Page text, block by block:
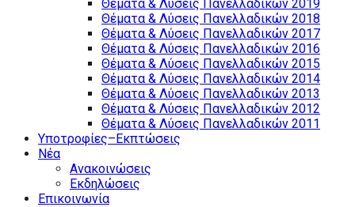
Θέματα & Λύσεις Πανελλαδικών 2019
Θέματα & Λύσεις Πανελλαδικών 2018
Θέματα & Λύσεις Πανελλαδικών 2017
Θέματα & Λύσεις Πανελλαδικών 2016
Θέματα & Λύσεις Πανελλαδικών 2015
Θέματα & Λύσεις Πανελλαδικών 2014
Θέματα & Λύσεις Πανελλαδικών 2013
Θέματα & Λύσεις Πανελλαδικών 2012
Θέματα & Λύσεις Πανελλαδικών 2011
Υποτροφίες–Εκπτώσεις
Nέα
Ανακοινώσεις
Εκδηλώσεις
Επικοινωνία